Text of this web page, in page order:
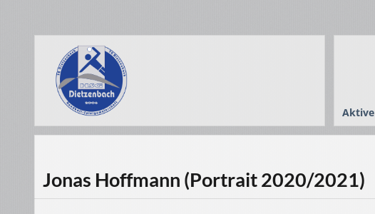
Aktive
Jonas Hoffmann (Portrait 2020/2021)